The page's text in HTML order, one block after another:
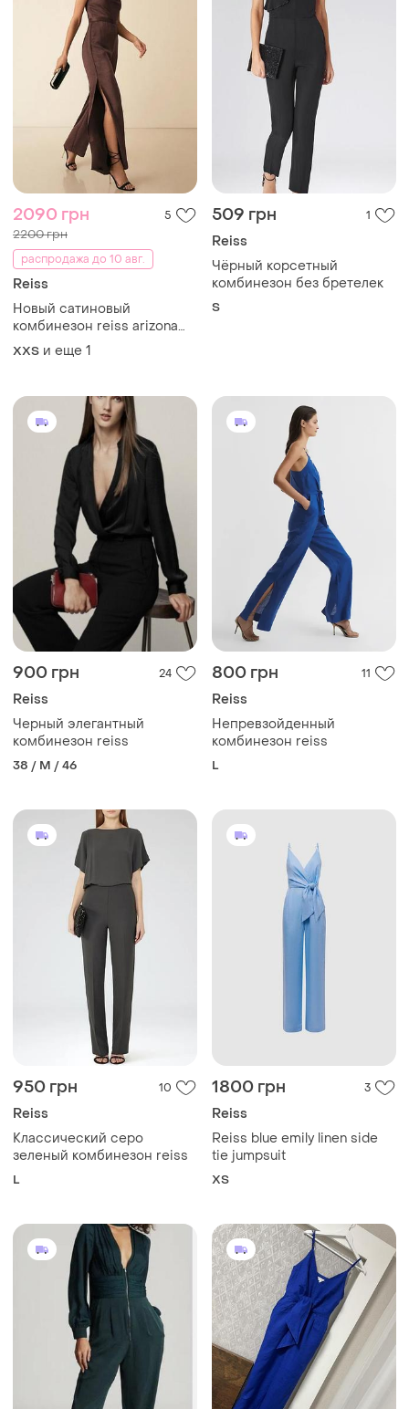
2090 грн 5
2200 грн
распродажа до 10 авг.
Reiss
Новый сатиновый
комбинезон reiss arizona
xxs-xs
XХS и еще 1
509 грн 1
Reiss
Чёрный корсетный
комбинезон без бретелек
S
900 грн 24
Reiss
Черный элегантный
комбинезон reiss
38 / M / 46
800 грн 11
Reiss
Непревзойденный
комбинезон reiss
L
950 грн 10
Reiss
Классический серо
зеленый комбинезон reiss
L
1800 грн 3
Reiss
Reiss blue emily linen side
tie jumpsuit
ХS